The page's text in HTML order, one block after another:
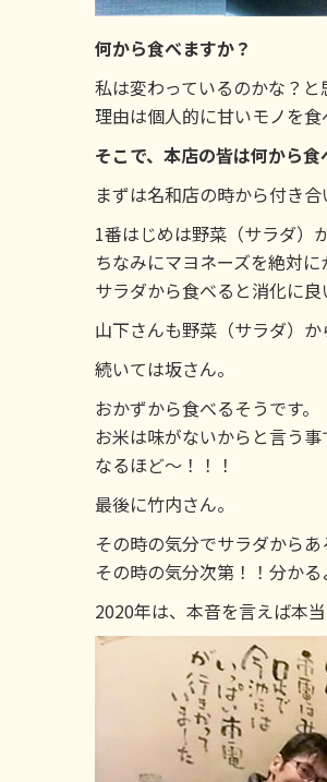
何から食べますか？
私は変わっているのかな？
理由は個人的に甘いモノを食
そこで、本店の皆は何から
まずは名和店の時から付き
1番はじめは野菜（サラダ）
ちなみにマヨネーズを絶対
サラダから食べると消化に
山下さんも野菜（サラダ）か
続いては坂さん。
おかずから食べるそうです。
お米は味がないからと言う
なるほど～！！！
最後に竹内さん。
その時の気分でサラダから
その時の気分次第！！分かる
2020年は、本音を言えば本